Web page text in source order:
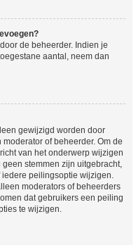
de beheerder. Indien je
aantal, neem dan
gewijzigd worden door
of beheerder. Om de
van het onderwerp wijzigen
stemmen zijn uitgebracht,
peilingsoptie wijzigen.
moderators of beheerders
dat gebruikers een peiling
te wijzigen.